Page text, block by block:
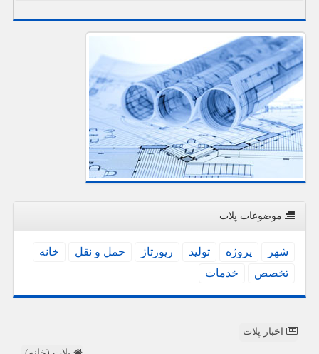
موضوعات پلات
شهر پروژه تولید رپورتاژ حمل و نقل
خانه
تخصص
خدمات
اخبار پلات